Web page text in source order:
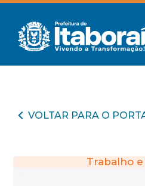
VOLTAR PARA O
Trabalho